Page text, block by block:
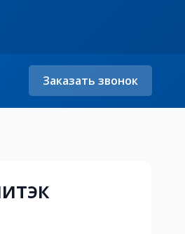
Заказать звонок